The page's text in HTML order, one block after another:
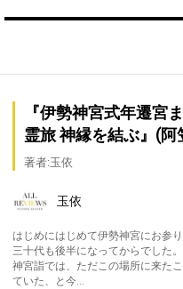
『伊勢神宮式年遷宮
霊旅 神縁を結ぶ』(阿
著者:玉依
玉依
はじめにはじめて伊勢神宮にお参り
三十代も後半になってからでした
神宮詣では、ただこの場所に来た
ていた、と今…